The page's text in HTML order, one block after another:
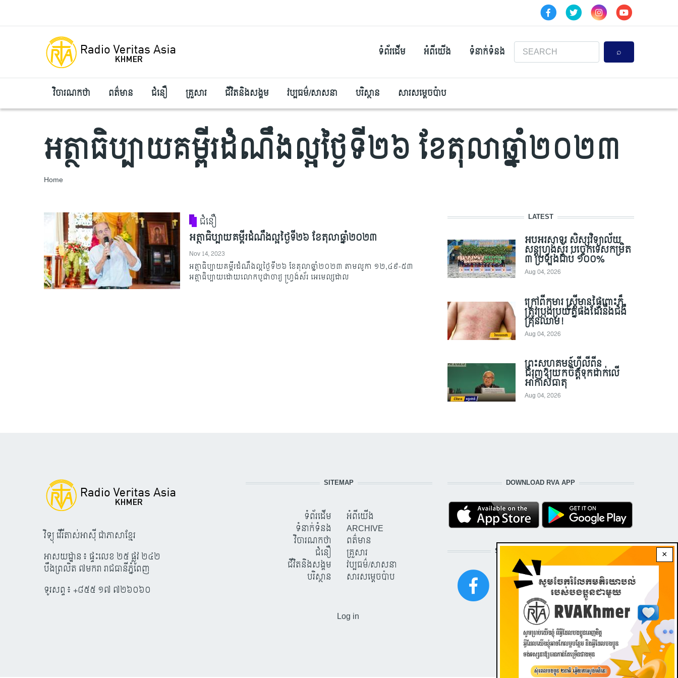
ទំព័រដើម អំពីយើង ទំនាក់ទំនង Search
វិចារណកថា ពត៌មាន ជំនឿ គ្រួសារ ជីវិតនិងសង្គម វប្បធម៌/សាសនា បរិស្ថាន សារសម្តេចប៉ាប
អត្ថាធិប្បាយគម្ពីរដំណឹងល្អថ្ងៃទី២៦ ខែតុលាឆ្នាំ២០២៣
Breadcrumb
Home
ជំនឿ
អត្ថាធិប្បាយគម្ពីរដំណឹងល្អថ្ងៃទី២៦ ខែតុលាឆ្នាំ២០២៣
Nov 14, 2023
អត្ថាធិប្បាយគម្ពីរដំណឹងល្អថ្ងៃទី២៦ ខែតុលាឆ្នាំ២០២៣ តាមលូកា ១២,៤៩-៥៣
អត្ថាធិប្បាយដោយលោកបូជា​ចារ្យ​ ហ្វ្រង់ស័រ អេមេល្សដាល
LATEST
អបអរសាទរ សិស្សវិទ្យាល័យ
សន្តហ្វ្រង់ស្វ័រ បច្ចេកទេសកម្រិត
៣ ប្រឡងជាប់ ១០០%
Aug 04, 2026
ក្រៅពីកុមារ ស្ត្រីមានផ្ទៃពោះក៏
ត្រូវប្រុងប្រយ័ត្នផងដែរនឹងជំងឺ
គ្រុនឈាម!
Aug 04, 2026
ព្រះសហគមន៍ហ្វីលីពីន
ជំរុញឱ្យយកចិត្តទុកដាក់លើ
អាកាសធាតុ
Aug 04, 2026
×
វិទ្យុ វើរីតាស់អាស៊ី ជាភាសាខ្មែរ
អាសយដ្ឋាន៖ ផ្ទះលេខ ២៥ ផ្លូវ ២៤២
បឹងព្រលិត ៧មករា រាជធានីភ្នំពេញ
ទូរសព្ទ៖ +៨៥៥ ១៧ ៧២៦០៦០
SITEMAP
ទំព័រដើម
ទំនាក់ទំនង
វិចារណកថា
ជំនឿ
ជីវិតនិងសង្គម
បរិស្ថាន
អំពីយើង
ARCHIVE
ពត៌មាន
គ្រួសារ
វប្បធម៌/សាសនា
សារសម្តេចប៉ាប
Log in
DOWNLOAD RVA APP
STAY CONNECTED WITH US!